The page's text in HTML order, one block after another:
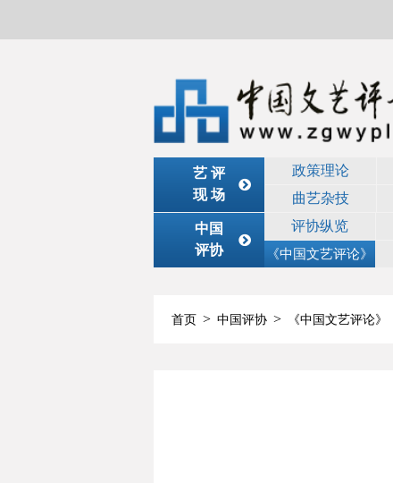
艺 评
现 场
政策理论
曲艺杂技
中国
评协
评协纵览
《中国文艺评论》
首页 > 中国评协 > 《中国文艺评论》